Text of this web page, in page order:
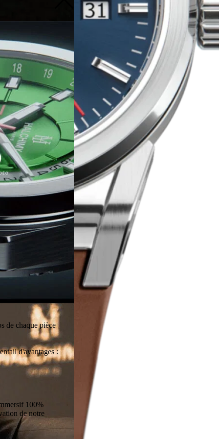
de lumière
qui
bijou à l'aide
ou de vous
ou à la
où nos
de chaque pièce
d'avantages :
100%
de notre